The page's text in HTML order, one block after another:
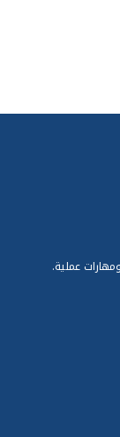
عملية.